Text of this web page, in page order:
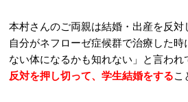
本村さんのご両親は結婚・出産を反
自分がネフローゼ症候群で治療した
ない体になるかも知れない」と言われ
反対を押し切って、学生結婚をするこ